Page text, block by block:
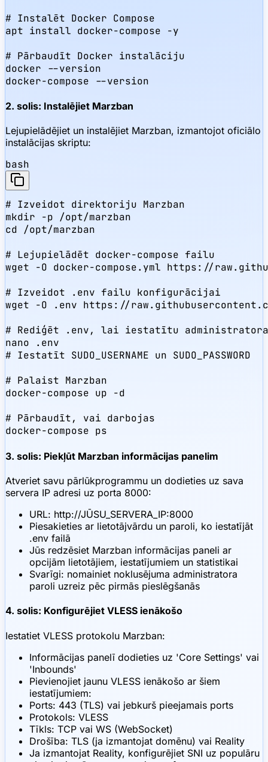
# Instalēt Docker Compose
apt install docker-compose -y
# Pārbaudīt Docker instalāciju
docker --version
docker-compose --version
2. solis: Instalējiet Marzban
Lejupielādējiet un instalējiet Marzban, izmantojot oficiālo
instalācijas skriptu:
bash
# Izveidot direktoriju Marzban
mkdir -p /opt/marzban
cd /opt/marzban
# Lejupielādēt docker-compose failu
wget -O docker-compose.yml https://
# Izveidot .env failu konfigurācijai
wget -O .env https://
# Rediģēt .env, lai iestatītu
nano .env
# Iestatīt SUDO_USERNAME un SUDO_PASSWORD
# Palaist Marzban
docker-compose up -d
# Pārbaudīt, vai darbojas
docker-compose ps
3. solis: Piekļūt Marzban informācijas panelim
Atveriet savu pārlūkprogrammu un dodieties uz sava
servera IP adresi uz porta 8000:
URL: http://JŪSU_SERVERA_IP:8000
Piesakieties ar lietotājvārdu un paroli, ko iestatījāt
.env failā
Jūs redzēsiet Marzban informācijas paneli ar
opcijām lietotājiem, iestatījumiem un statistikai
Svarīgi: nomainiet noklusējuma administratora
paroli uzreiz pēc pirmās pieslēgšanās
4. solis: Konfigurējiet VLESS ienākošo
Iestatiet VLESS protokolu Marzban:
Informācijas panelī dodieties uz 'Core Settings' vai
'Inbounds'
Pievienojiet jaunu VLESS ienākošo ar šiem
iestatījumiem:
Ports: 443 (TLS) vai jebkurš pieejamais ports
Protokols: VLESS
Tīkls: TCP vai WS (WebSocket)
Drošība: TLS (ja izmantojat domēnu) vai Reality
Ja izmantojat Reality, konfigurējiet SNI uz populāru